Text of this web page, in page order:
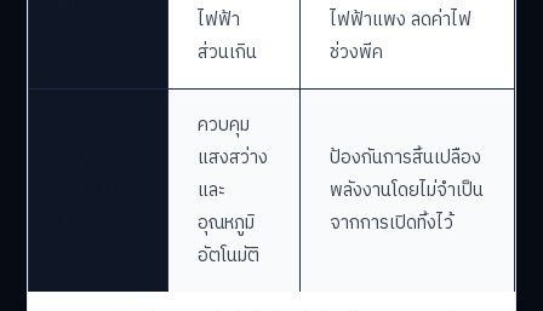
ไฟฟ้า
ส่วนเกิน
ไฟฟ้าแพง ลดค่าไฟ
ช่วงพีค
ควบคุม
แสงสว่าง
และ
อุณหภูมิ
อัตโนมัติ
ป้องกันการสิ้นเปลือง
พลังงานโดยไม่จำเป็น
จากการเปิดทิ้งไว้